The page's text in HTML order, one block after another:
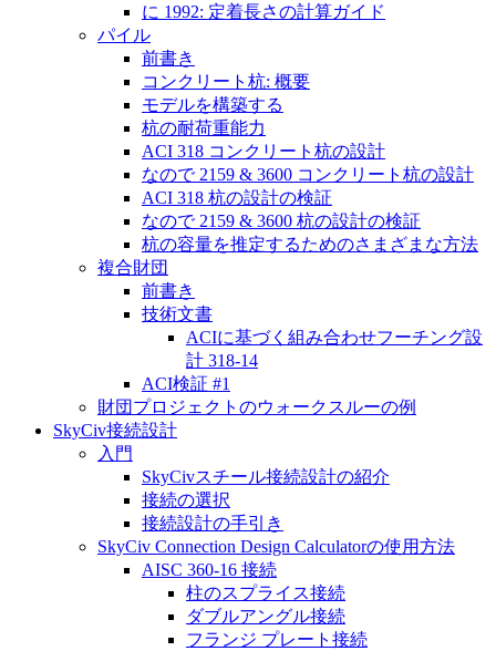
に 1992: 定着長さの計算ガイド
パイル
前書き
コンクリート杭: 概要
モデルを構築する
杭の耐荷重能力
ACI 318 コンクリート杭の設計
なので 2159 & 3600 コンクリート杭の設計
ACI 318 杭の設計の検証
なので 2159 & 3600 杭の設計の検証
杭の容量を推定するためのさまざまな方法
複合財団
前書き
技術文書
ACIに基づく組み合わせフーチング設
計 318-14
ACI検証 #1
財団プロジェクトのウォークスルーの例
SkyCiv接続設計
入門
SkyCivスチール接続設計の紹介
接続の選択
接続設計の手引き
SkyCiv Connection Design Calculatorの使用方法
AISC 360-16 接続
柱のスプライス接続
ダブルアングル接続
フランジ プレート接続